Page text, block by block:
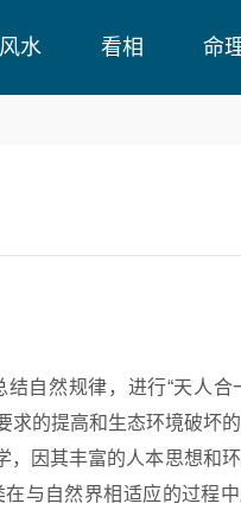
风水 看相 命
自然规律，进行“天人合
的提高和生态环境破坏的
，因其丰富的人本思想和